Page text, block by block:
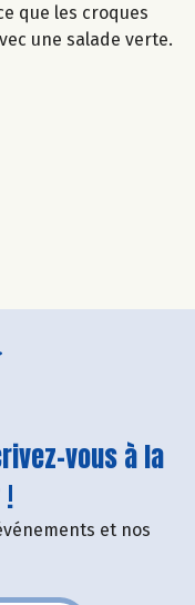
que les croques
une salade verte.
vous à la
et nos